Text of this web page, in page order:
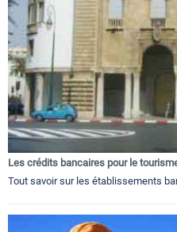
Les crédits bancaires pour le
Tout savoir sur les établissements